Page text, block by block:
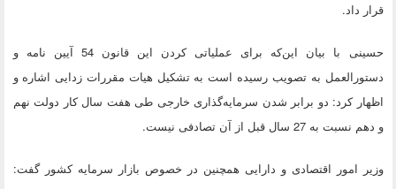
قرار داد.
حسینی با بیان این‌که برای عملیاتی کردن این قانون 54 آیین نامه و
دستورالعمل به تصویب رسیده است به تشکیل هیات مقررات زدایی اشاره و
اظهار کرد: دو برابر شدن سرمایه‌گذاری خارجی طی هفت سال کار دولت نهم
و دهم نسبت به 27 سال قبل از آن تصادفی نیست.
وزیر امور اقتصادی و دارایی همچنین در خصوص بازار سرمایه کشور گفت: